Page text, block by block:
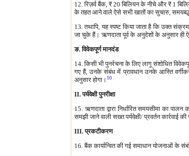
12. रिज़र्व बैंक, ₹20 बिलियन के नीचे और ₹1
के तहत आने वाले ऐसे सभी खातों का सुचारु, समयबद्ध
13. तथापि, यह स्पष्ट किया जाता है कि उक्त
जा चुके हैं। ऋणदाता पूर्व के अनुदेशों के अनुसार ही
ङ. विवेकपूर्ण मानदंड
14. किसी भी पुनर्रचना के लिए लागू संशोधित
गए हैं, उनके संबंध में प्रावधान उनके आस्ति
अनुसार होगा। 10
II. पर्यवेक्षी पुनरीक्षा
15. ऋणदाता द्वारा निर्धारित समयसीमा का
समझी जाने वाली सख्त पर्यवेक्षी/ प्रवर्तन
III. प्रकटीकरण
16. बैंक कार्यान्वित की गई समाधान योजनाओं के